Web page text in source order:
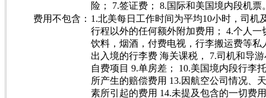
险； 7.签证费； 8.国际和美国境内段机票
费用不包含： 1.北美每日工作时间为平均10小时，司机
行程以外的任何额外附加费用； 4.个人
饮料，烟酒，付费电视，行李搬运费等
出入境的行李费 海关课税， 7.司机和导
自费项目 9.单房差； 10.美国境内段行李
所产生的赔偿费用 13.因航空公司情况、
素所引起的费用 14.未提及包含的一切费